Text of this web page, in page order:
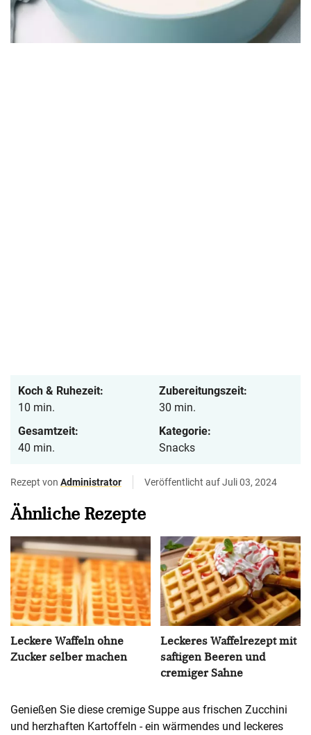
Koch & Ruhezeit:
10 min.
Zubereitungszeit:
30 min.
Gesamtzeit:
40 min.
Kategorie:
Snacks
Rezept von Administrator Veröffentlicht auf Juli 03, 2024
Ähnliche Rezepte
Leckere Waffeln ohne
Zucker selber machen
Leckeres Waffelrezept mit
saftigen Beeren und
cremiger Sahne
Genießen Sie diese cremige Suppe aus frischen Zucchini
und herzhaften Kartoffeln - ein wärmendes und leckeres